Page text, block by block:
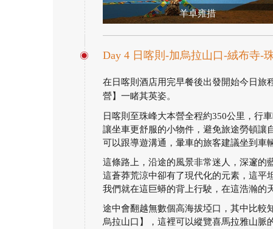
羊卓雍措
Day 4 日喀則-加烏拉山口-絨布寺-
在日喀則酒店用完早餐後出發開始今日旅
營】一睹其英姿。
日喀則至珠峰大本營全程約350公里，行
讓坐車更舒服的小物件，避免旅途勞頓讓
可以跟導遊溝通，暈車的旅客建議坐到車
這條路上，沿途的風景非常迷人，深邃的
這蒼莽荒涼中卻有了現代化的元素，這平
我們就在這巨蟒的背上行駛，在這浩瀚的
途中會翻越無數個高海拔埡口，其中比較
烏拉山口】，這裡可以縱覽喜馬拉雅山脈